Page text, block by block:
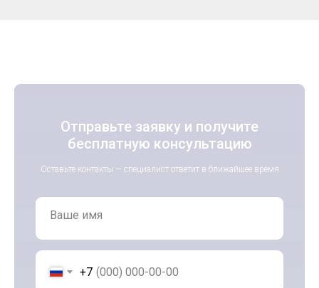
Отправьте заявку и получите
бесплатную консультацию
Оставьте контакты — специалист ответит в ближайшее время
Ваше имя
+7